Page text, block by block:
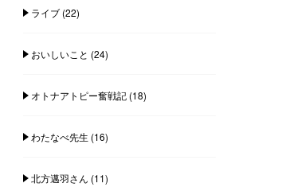
ライブ(22)
おいしいこと (24)
オトナアトピー奮戦記(18)
わたなべ先生 (16)
北方邁羽さん (11)